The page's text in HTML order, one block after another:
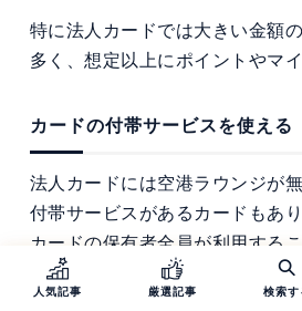
特に法人カードでは大きい金額
多く、想定以上にポイントやマ
カードの付帯サービスを使える
法人カードには空港ラウンジが
付帯サービスがあるカードもあ
カードの保有者全員が利用する
人気記事 厳選記事 検索す